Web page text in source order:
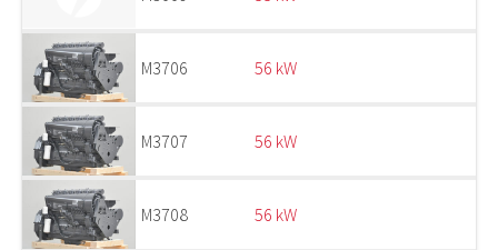
M3706 56 kW
M3707 56 kW
M3708 56 kW